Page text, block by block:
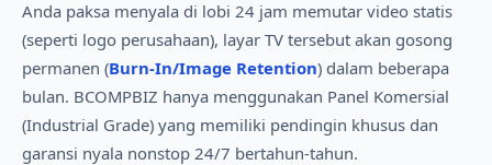
Anda paksa menyala di lobi 24 jam memutar video statis
(seperti logo perusahaan), layar TV tersebut akan gosong
permanen (Burn-In/Image Retention) dalam beberapa
bulan. BCOMPBIZ hanya menggunakan Panel Komersial
(Industrial Grade) yang memiliki pendingin khusus dan
garansi nyala nonstop 24/7 bertahun-tahun.